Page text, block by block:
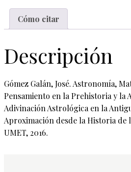
Cómo citar
Descripción
Gómez Galán, José. Astronomía,
Pensamiento en la Prehistoria y la
Adivinación Astrológica en la
Aproximación desde la Historia de
UMET, 2016.